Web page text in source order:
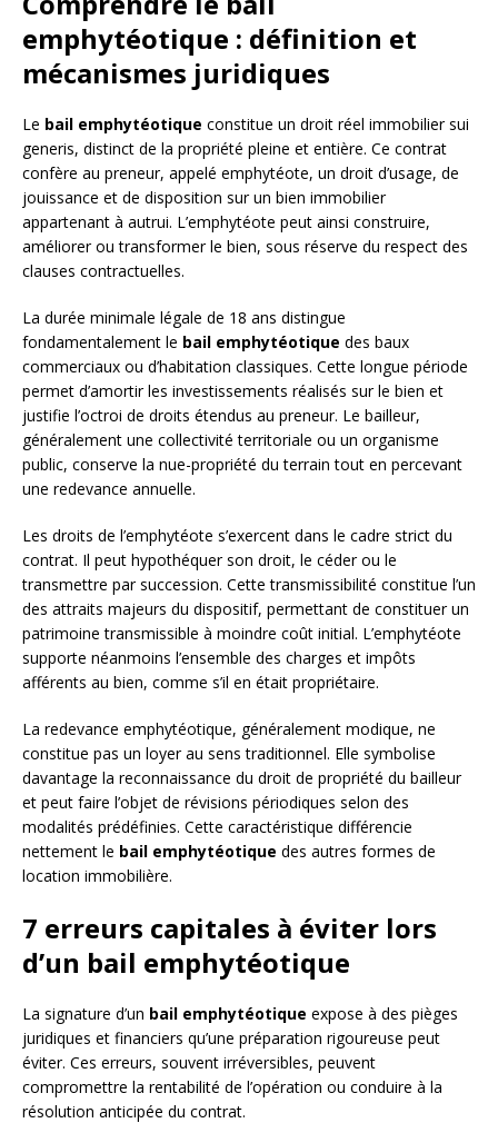
emphytéotique : définition et
mécanismes juridiques
Le bail emphytéotique constitue un droit réel immobilier sui
generis, distinct de la propriété pleine et entière. Ce contrat
confère au preneur, appelé emphytéote, un droit d’usage, de
jouissance et de disposition sur un bien immobilier
appartenant à autrui. L’emphytéote peut ainsi construire,
améliorer ou transformer le bien, sous réserve du respect des
clauses contractuelles.
La durée minimale légale de 18 ans distingue
fondamentalement le bail emphytéotique des baux
commerciaux ou d’habitation classiques. Cette longue période
permet d’amortir les investissements réalisés sur le bien et
justifie l’octroi de droits étendus au preneur. Le bailleur,
généralement une collectivité territoriale ou un organisme
public, conserve la nue-propriété du terrain tout en percevant
une redevance annuelle.
Les droits de l’emphytéote s’exercent dans le cadre strict du
contrat. Il peut hypothéquer son droit, le céder ou le
transmettre par succession. Cette transmissibilité constitue l’un
des attraits majeurs du dispositif, permettant de constituer un
patrimoine transmissible à moindre coût initial. L’emphytéote
supporte néanmoins l’ensemble des charges et impôts
afférents au bien, comme s’il en était propriétaire.
La redevance emphytéotique, généralement modique, ne
constitue pas un loyer au sens traditionnel. Elle symbolise
davantage la reconnaissance du droit de propriété du bailleur
et peut faire l’objet de révisions périodiques selon des
modalités prédéfinies. Cette caractéristique différencie
nettement le bail emphytéotique des autres formes de
location immobilière.
7 erreurs capitales à éviter lors
d’un bail emphytéotique
La signature d’un bail emphytéotique expose à des pièges
juridiques et financiers qu’une préparation rigoureuse peut
éviter. Ces erreurs, souvent irréversibles, peuvent
compromettre la rentabilité de l’opération ou conduire à la
résolution anticipée du contrat.